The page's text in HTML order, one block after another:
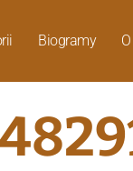
Biogramy